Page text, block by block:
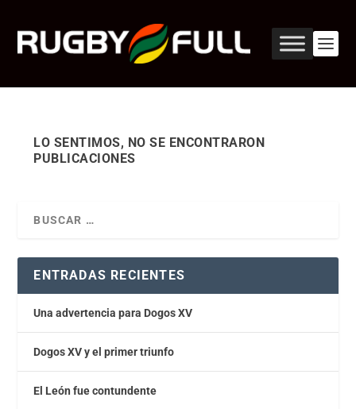
LO SENTIMOS, NO SE ENCONTRARON
PUBLICACIONES
ENTRADAS RECIENTES
Una advertencia para Dogos XV
Dogos XV y el primer triunfo
El León fue contundente